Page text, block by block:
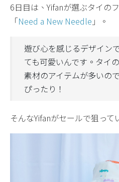
6日目は、Yifanが選ぶタイの
「Need a New Needle 」。
遊び心を感じるデザイン
ても可愛いんです。タイ
素材のアイテムが多いの
ぴったり！
そんなYifanがセールで狙っ